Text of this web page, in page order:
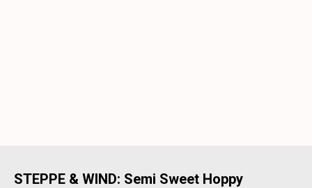
STEPPE & WIND: Semi Sweet Hoppy